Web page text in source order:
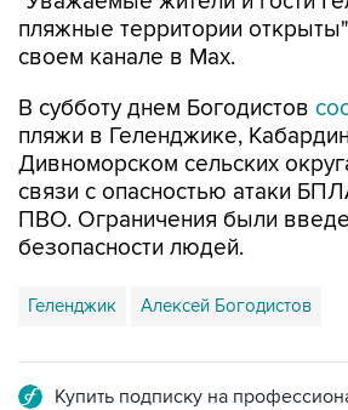
пляжные территории
своем канале в Max.
В субботу днем Богодистов
пляжи в Геленджике,
Дивноморском сельских
связи с опасностью атаки
ПВО. Ограничения были
безопасности людей.
Геленджик Алексей Богодистов
Купить подписку на